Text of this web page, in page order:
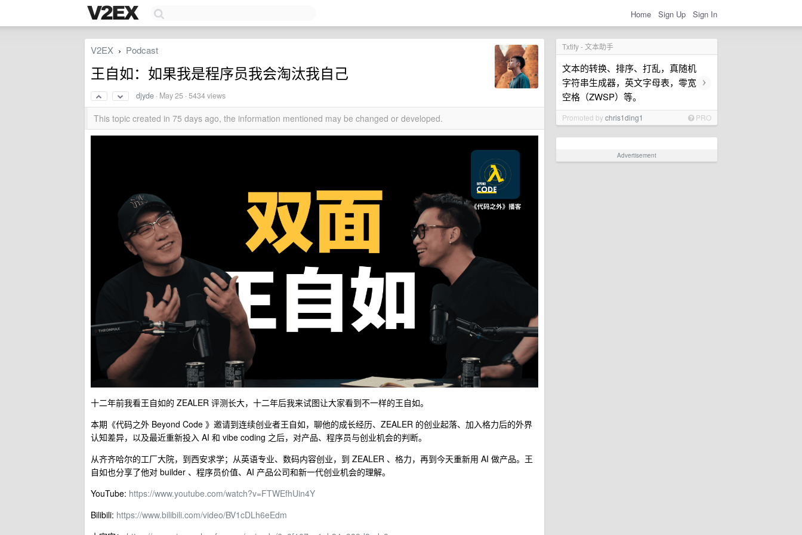
Home Sign Up Sign In
Txtify - 文本助手
文本的转换、排序、打乱，真随机
字符串生成器，英文字母表，零宽
空格（ZWSP）等。
›
Promoted bychris1ding1 PRO
Advertisement
V2EX › Podcast
王自如：如果我是程序员我会淘汰我自己
djyde · May 25 · 5434 views
This topic created in 75 days ago, the information mentioned may be changed or developed.
十二年前我看王自如的 ZEALER 评测长大，十二年后我来试图让大家看到不一样的王自如。
本期《代码之外 Beyond Code 》邀请到连续创业者王自如，聊他的成长经历、ZEALER 的创业起落、加入格力后的外界
认知差异，以及最近重新投入 AI 和 vibe coding 之后，对产品、程序员与创业机会的判断。
从齐齐哈尔的工厂大院，到西安求学；从英语专业、数码内容创业，到 ZEALER 、格力，再到今天重新用 AI 做产品。王
自如也分享了他对 builder 、程序员价值、AI 产品公司和新一代创业机会的理解。
YouTube: https://www.youtube.com/watch?v=FTWEfhUin4Y
Bilibili: https://www.bilibili.com/video/BV1cDLh6eEdm